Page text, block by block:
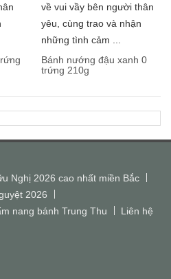
về vui vầy bên người thân
yêu, cùng trao và nhận
những tình cảm ...
Bánh nướng đậu xanh 0
trứng 210g
Nghị 2026 cao nhất miền Bắc
2026
nang bánh Trung Thu Liên hệ